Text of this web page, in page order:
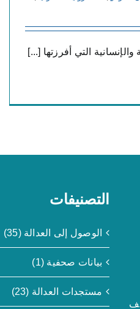
التي أفرزتها [...]
التصنيفات
الوصول إلى العدالة (35)
بيانات صحفية (1)
مستجدات العدالة (23)